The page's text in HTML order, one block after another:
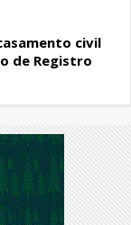
civil
de Registro